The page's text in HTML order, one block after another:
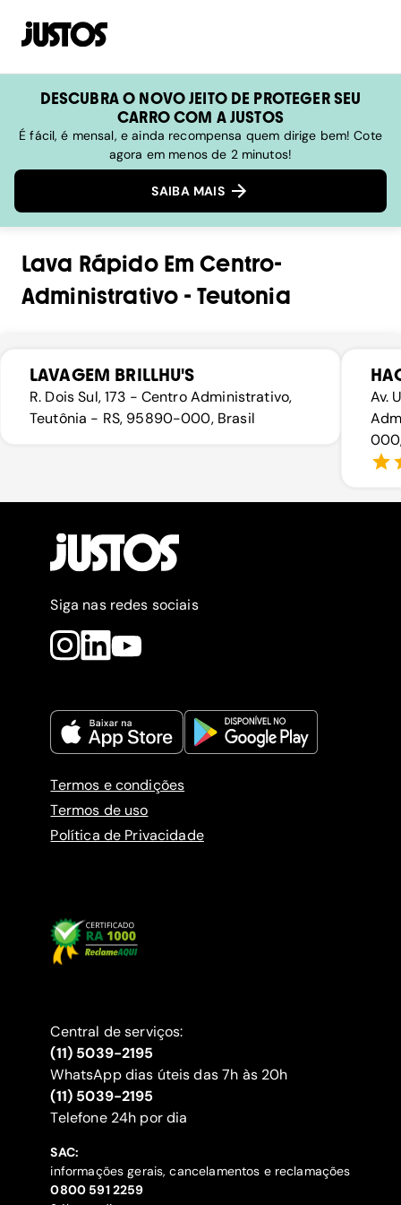
DESCUBRA O NOVO JEITO DE PROTEGER SEU
CARRO COM A JUSTOS
É fácil, é mensal, e ainda recompensa quem dirige bem! Cote
agora em menos de 2 minutos!
SAIBA MAIS
Lava RápidoEmCentro-
Administrativo - Teutonia
LAVAGEM BRILLHU'S
R. Dois Sul, 173 - Centro Administrativo,
Teutônia - RS, 95890-000, Brasil
Av.
Siga nas redes sociais
Termos e condições
Termos de uso
Política de Privacidade
Central de serviços:
(11) 5039-2195
WhatsApp dias úteis das 7h às 20h
(11) 5039-2195
‍Telefone 24h por dia
SAC:
informações gerais, cancelamentos e reclamações
‍0800 591 2259